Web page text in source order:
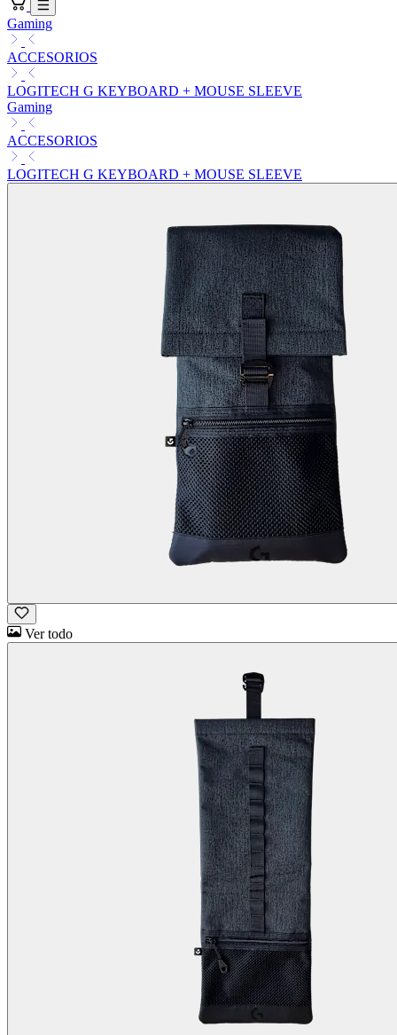
Gaming
ACCESORIOS
LOGITECH G KEYBOARD + MOUSE SLEEVE
Gaming
ACCESORIOS
LOGITECH G KEYBOARD + MOUSE SLEEVE
Ver todo